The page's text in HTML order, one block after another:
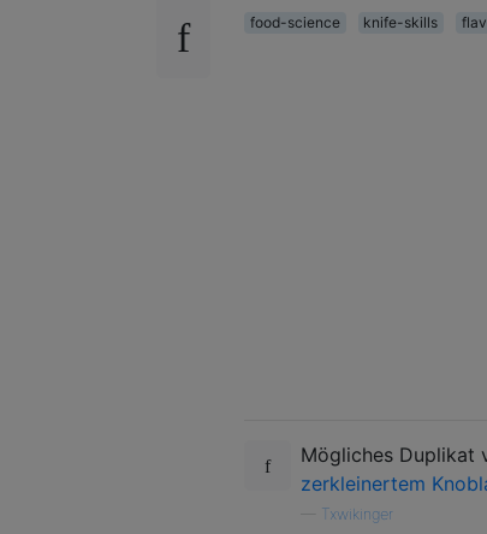
food-science knife-skills
Mögliches Duplikat
zerkleinertem
Txwikinger